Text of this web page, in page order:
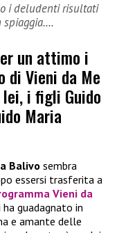
i deludenti risultati
spiaggia.…
un attimo i
Vieni da Me
i figli Guido
Maria
Balivo sembra
essersi trasferita a
Vieni da
ha guadagnato in
e amante delle